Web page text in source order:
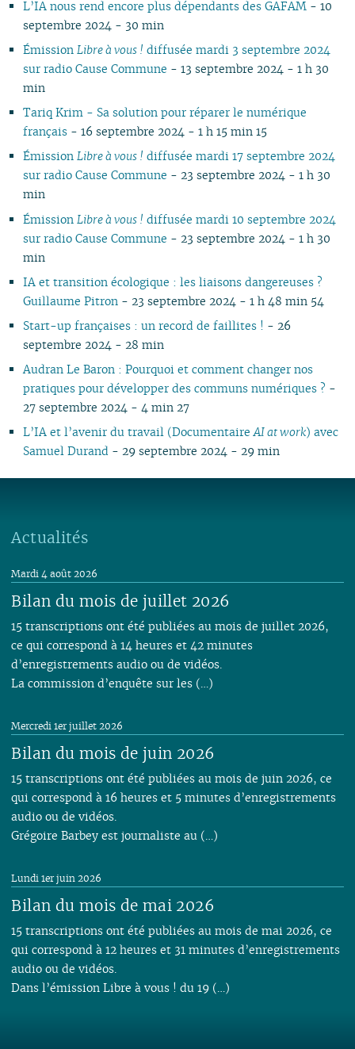
0102
01
02
01
02
01
02
02
02
02
03
02
02 03
03
01
L’IA nous rend encore plus dépendants des GAFAM- 10
septembre 2024 - 30 min
Émission Libre à vous ! diffusée mardi 3 septembre 2024
sur radio Cause Commune - 13 septembre 2024 - 1 h 30
min
Tariq Krim - Sa solution pour réparer le numérique
français- 16 septembre 2024 - 1 h 15 min 15
Émission Libre à vous ! diffusée mardi 17 septembre 2024
sur radio Cause Commune - 23 septembre 2024 - 1 h 30
min
Émission Libre à vous ! diffusée mardi 10 septembre 2024
sur radio Cause Commune - 23 septembre 2024 - 1 h 30
min
IA et transition écologique : les liaisons dangereuses ?
Guillaume Pitron - 23 septembre 2024 - 1 h 48 min 54
Start-up françaises : un record de faillites ! - 26
septembre 2024 - 28 min
Audran Le Baron : Pourquoi et comment changer nos
pratiques pour développer des communs numériques ? -
27 septembre 2024 - 4 min 27
L’IA et l’avenir du travail (DocumentaireAI at work) avec
Samuel Durand - 29 septembre 2024 - 29 min
Actualités
Bilan du mois de juillet 2026
Mardi 4 août 2026
15 transcriptions ont été publiées au mois de juillet 2026,
ce qui correspond à 14 heures et 42 minutes
d’enregistrements audio ou de vidéos.
La commission d’enquête sur les (…)
Bilan du mois de juin 2026
Mercredi 1er juillet 2026
15 transcriptions ont été publiées au mois de juin 2026, ce
qui correspond à 16 heures et 5 minutes d’enregistrements
audio ou de vidéos.
Grégoire Barbey est journaliste au (…)
Bilan du mois de mai 2026
Lundi 1er juin 2026
15 transcriptions ont été publiées au mois de mai 2026, ce
qui correspond à 12 heures et 31 minutes d’enregistrements
audio ou de vidéos.
Dans l’émission Libre à vous ! du 19 (…)